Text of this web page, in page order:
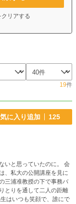
リアする
19件
に入り追加 125
いと思っていたのに。 会
、私大の公開講座を見に
三浦准教授の下で事務バ
とりを通して二人の距離
はいつも笑顔で、誰にで